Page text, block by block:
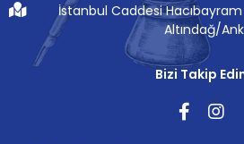
İstanbul Caddesi
Altındağ/
Bizi Takip